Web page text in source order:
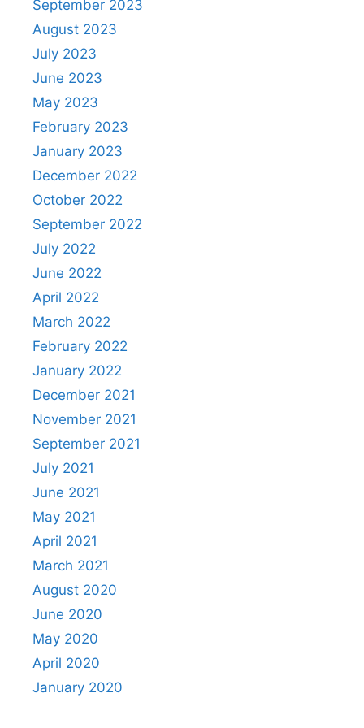
September 2023
August 2023
July 2023
June 2023
May 2023
February 2023
January 2023
December 2022
October 2022
September 2022
July 2022
June 2022
April 2022
March 2022
February 2022
January 2022
December 2021
November 2021
September 2021
July 2021
June 2021
May 2021
April 2021
March 2021
August 2020
June 2020
May 2020
April 2020
January 2020